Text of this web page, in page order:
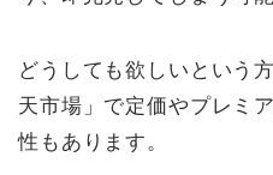
どうしても欲しいという
天市場」で定価やプレミ
性もあります。